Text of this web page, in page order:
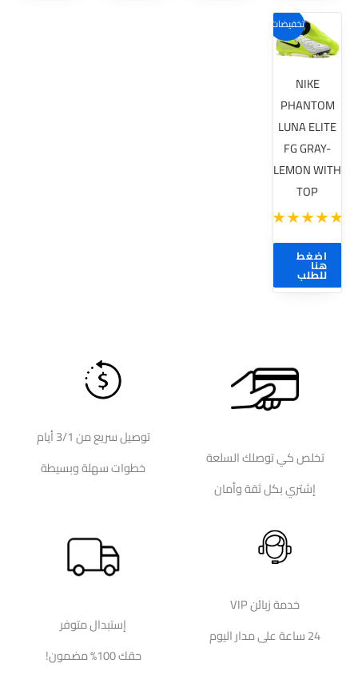
تخفيضات!
NIKE
PHANTOM
LUNA ELITE
FG GRAY-
LEMON WITH
TOP
اضغط
هنا
للطلب
تخلص كي توصلك السلعة
إشتري بكل ثقة وأمان
توصيل سريع من 3/1 أيام
خطوات سهلة وبسيطة
خدمة زبائن VIP
24 ساعة على مدار اليوم
إستبدال متوفر
حقك 100% مضمون!